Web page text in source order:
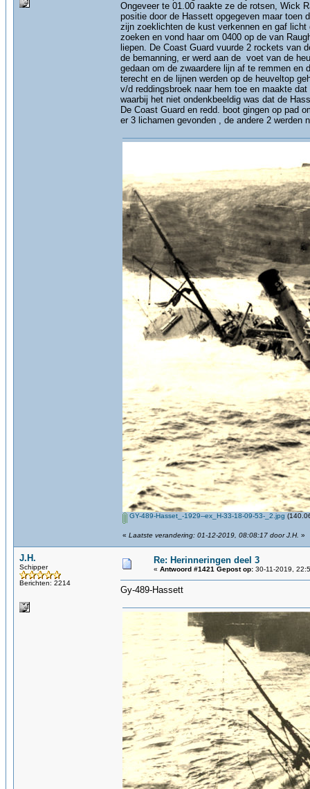
Ongeveer te 01.00 raakte ze de rotsen, Wick
positie door de Hassett opgegeven maar toen
zijn zoeklichten de kust verkennen en gaf
zoeken en vond haar om 0400 op de van
liepen. De Coast Guard vuurde 2 rockets van
de bemanning, er werd aan de voet van de
gedaan om de zwaardere lijn af te remmen
terecht en de lijnen werden op de heuveltop
v/d reddingsbroek naar hem toe en maakte
waarbij het niet ondenkbeeldig was dat de
De Coast Guard en redd. boot gingen op pad
er 3 lichamen gevonden , de andere 2 werden
GY-489-Hasset_-1929--ex_H-33-18-09-53-_2.jpg
« Laatste verandering: 01-12-2019, 08:08:17 door J.H. »
J.H.
Schipper
Berichten: 2214
Re: Herinneringen deel 3
« Antwoord #1421 Gepost op: 30-11-2019,
Gy-489-Hassett